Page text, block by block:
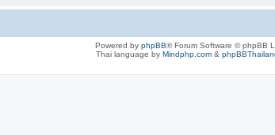
Powered by phpBB® Forum Software © phpBB
Thai language by Mindphp.com&